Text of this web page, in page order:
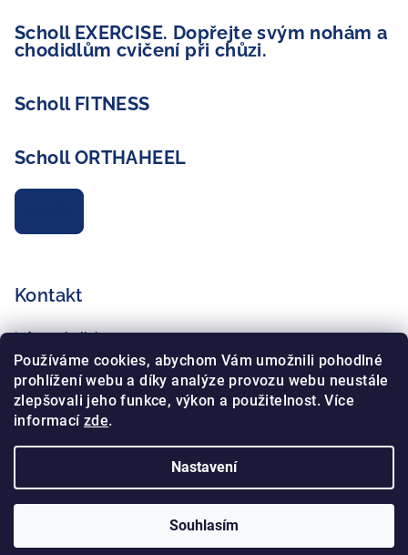
Používáme cookies, abychom Vám umožnili pohodlné
prohlížení webu a díky analýze provozu webu neustále
zlepšovali jeho funkce, výkon a použitelnost. Více
informacízde.
Nastavení
Souhlasím
Scholl EXERCISE. Dopřejte svým nohám a
chodidlům cvičení při chůzi.
Scholl FITNESS
Scholl ORTHAHEEL
Kontakt
info@schollshop.cz
+420 725 172 135
+420 734 765 321
Vytvořil Shoptet